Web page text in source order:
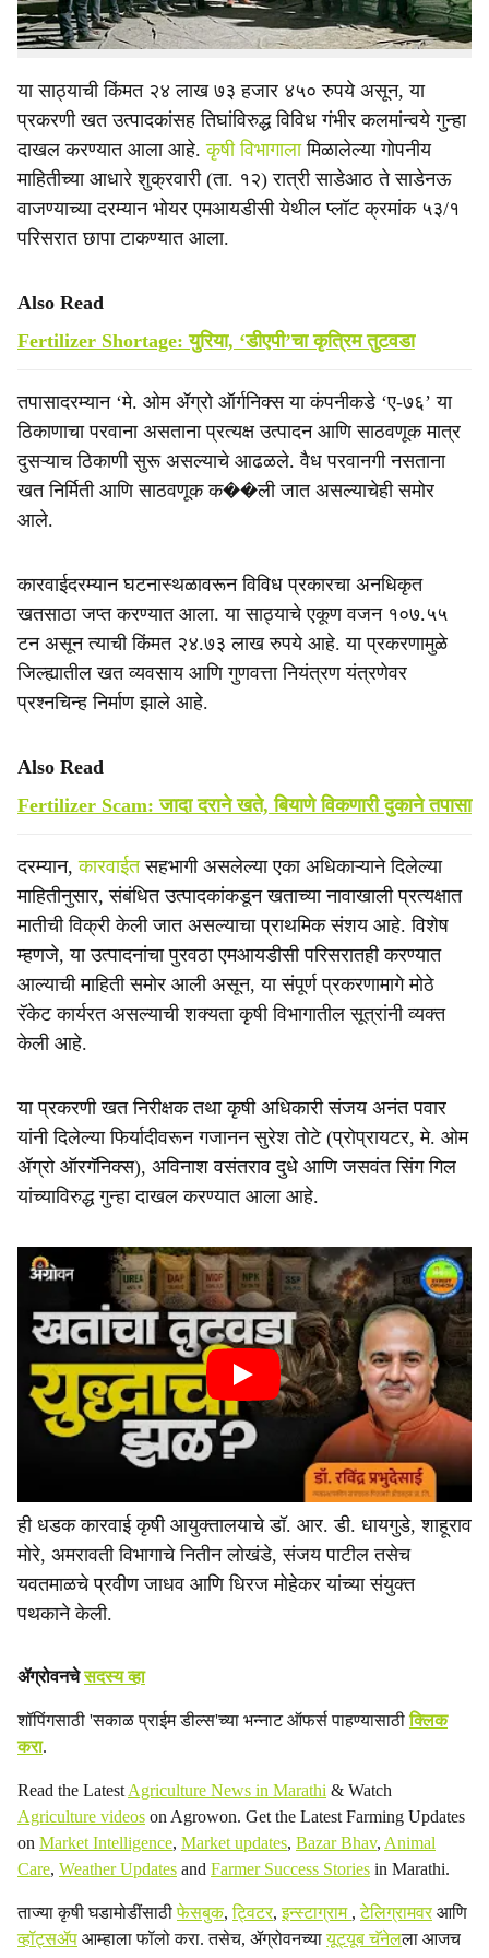
अनधिकृत खतसाठा जप्त केला.
या साठ्याची किंमत २४ लाख ७३ हजार ४५० रुपये असून, या
प्रकरणी खत उत्पादकांसह तिघांविरुद्ध विविध गंभीर कलमांन्वये गुन्हा
दाखल करण्यात आला आहे.कृषी विभागालामिळालेल्या गोपनीय
माहितीच्या आधारे शुक्रवारी (ता. १२) रात्री साडेआठ ते साडेनऊ
वाजण्याच्या दरम्यान भोयर एमआयडीसी येथील प्लॉट क्रमांक ५३/१
परिसरात छापा टाकण्यात आला.
Also Read
Fertilizer Shortage: युरिया, ‘डीएपी’चा कृत्रिम तुटवडा
तपासादरम्यान ‘मे. ओम ॲग्रो ऑर्गनिक्स या कंपनीकडे ‘ए-७६’ या
ठिकाणाचा परवाना असताना प्रत्यक्ष उत्पादन आणि साठवणूक मात्र
दुसऱ्याच ठिकाणी सुरू असल्याचे आढळले. वैध परवानगी नसताना
खत निर्मिती आणि साठवणूक क��ली जात असल्याचेही समोर
आले.
कारवाईदरम्यान घटनास्थळावरून विविध प्रकारचा अनधिकृत
खतसाठा जप्त करण्यात आला. या साठ्याचे एकूण वजन १०७.५५
टन असून त्याची किंमत २४.७३ लाख रुपये आहे. या प्रकरणामुळे
जिल्ह्यातील खत व्यवसाय आणि गुणवत्ता नियंत्रण यंत्रणेवर
प्रश्नचिन्ह निर्माण झाले आहे.
Also Read
Fertilizer Scam: जादा दराने खते, बियाणे विकणारी दुकाने तपासा
दरम्यान,कारवाईतसहभागी असलेल्या एका अधिकाऱ्याने दिलेल्या
माहितीनुसार, संबंधित उत्पादकांकडून खताच्या नावाखाली प्रत्यक्षात
मातीची विक्री केली जात असल्याचा प्राथमिक संशय आहे. विशेष
म्हणजे, या उत्पादनांचा पुरवठा एमआयडीसी परिसरातही करण्यात
आल्याची माहिती समोर आली असून, या संपूर्ण प्रकरणामागे मोठे
रॅकेट कार्यरत असल्याची शक्यता कृषी विभागातील सूत्रांनी व्यक्त
केली आहे.
या प्रकरणी खत निरीक्षक तथा कृषी अधिकारी संजय अनंत पवार
यांनी दिलेल्या फिर्यादीवरून गजानन सुरेश तोटे (प्रोप्रायटर, मे. ओम
ॲग्रो ऑरगॅनिक्स), अविनाश वसंतराव दुधे आणि जसवंत सिंग गिल
यांच्याविरुद्ध गुन्हा दाखल करण्यात आला आहे.
ही धडक कारवाई कृषी आयुक्तालयाचे डॉ. आर. डी. धायगुडे, शाहूराव
मोरे, अमरावती विभागाचे नितीन लोखंडे, संजय पाटील तसेच
यवतमाळचे प्रवीण जाधव आणि धिरज मोहेकर यांच्या संयुक्त
पथकाने केली.
ॲग्रोवनचेसदस्य व्हा
शॉपिंगसाठी 'सकाळ प्राईम डील्स'च्या भन्नाट ऑफर्स पाहण्यासाठीक्लिक
करा.
Read the Latest Agriculture News in Marathi & Watch
Agriculture videos on Agrowon. Get the Latest Farming Updates
on Market Intelligence, Market updates, Bazar Bhav, Animal
Care, Weather Updates and Farmer Success Stories in Marathi.
ताज्या कृषी घडामोडींसाठीफेसबुक,ट्विटर,इन्स्टाग्राम ,टेलिग्रामवरआणि
व्हॉट्सॲप आम्हाला फॉलो करा. तसेच, ॲग्रोवनच्यायूट्यूब चॅनेलला आजच